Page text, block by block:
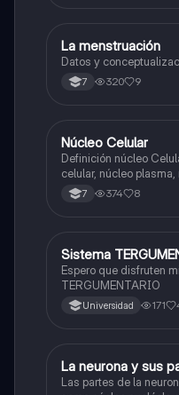
Biologia
La menstruación
Datos y
7 320 9
NBiologia
Núcleo Celular
Definición núcleo Celular Definición de:
celular, núcleo
Interfase Fases de la
7 374 8
Biologia
Sistema
Espero que disfruten
TERGUMENTARIO
Universidad 171
Biologia
La neurona y sus
Las partes de la